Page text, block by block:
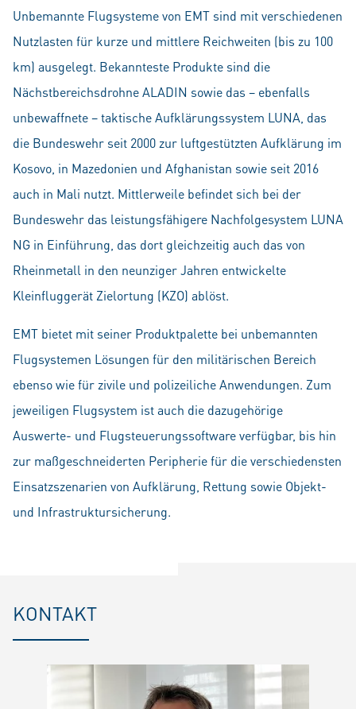
Unbemannte Flugsysteme von EMT sind mit verschiedenen
Nutzlasten für kurze und mittlere Reichweiten (bis zu 100
km) ausgelegt. Bekannteste Produkte sind die
Nächstbereichsdrohne ALADIN sowie das – ebenfalls
unbewaffnete – taktische Aufklärungssystem LUNA, das
die Bundeswehr seit 2000 zur luftgestützten Aufklärung im
Kosovo, in Mazedonien und Afghanistan sowie seit 2016
auch in Mali nutzt. Mittlerweile befindet sich bei der
Bundeswehr das leistungsfähigere Nachfolgesystem LUNA
NG in Einführung, das dort gleichzeitig auch das von
Rheinmetall in den neunziger Jahren entwickelte
Kleinfluggerät Zielortung (KZO) ablöst.
EMT bietet mit seiner Produktpalette bei unbemannten
Flugsystemen Lösungen für den militärischen Bereich
ebenso wie für zivile und polizeiliche Anwendungen. Zum
jeweiligen Flugsystem ist auch die dazugehörige
Auswerte- und Flugsteuerungssoftware verfügbar, bis hin
zur maßgeschneiderten Peripherie für die verschiedensten
Einsatzszenarien von Aufklärung, Rettung sowie Objekt-
und Infrastruktursicherung.
KONTAKT